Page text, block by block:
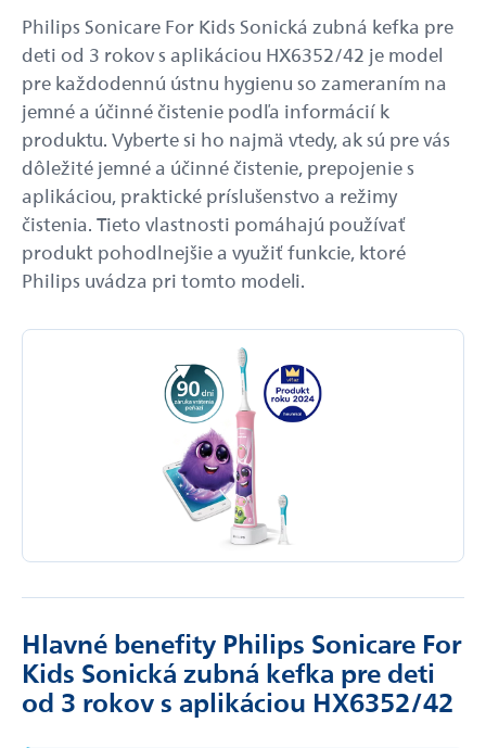
Philips Sonicare For Kids Sonická zubná kefka pre
deti od 3 rokov s aplikáciou HX6352/42 je model
pre každodennú ústnu hygienu so zameraním na
jemné a účinné čistenie podľa informácií k
produktu. Vyberte si ho najmä vtedy, ak sú pre vás
dôležité jemné a účinné čistenie, prepojenie s
aplikáciou, praktické príslušenstvo a režimy
čistenia. Tieto vlastnosti pomáhajú používať
produkt pohodlnejšie a využiť funkcie, ktoré
Philips uvádza pri tomto modeli.
Hlavné benefity Philips Sonicare For
Kids Sonická zubná kefka pre deti
od 3 rokov s aplikáciou HX6352/42